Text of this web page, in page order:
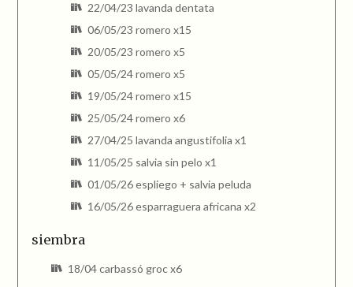
22/04/23 lavanda dentata
06/05/23 romero x15
20/05/23 romero x5
05/05/24 romero x5
19/05/24 romero x15
25/05/24 romero x6
27/04/25 lavanda angustifolia x1
11/05/25 salvia sin pelo x1
01/05/26 espliego + salvia peluda
16/05/26 esparraguera africana x2
siembra
18/04 carbassó groc x6